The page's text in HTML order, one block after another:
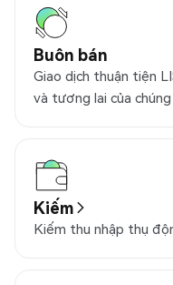
Buôn bán
Giao dịch thuận tiện
và tương lai của
Kiếm
Kiếm thu nhập thụ